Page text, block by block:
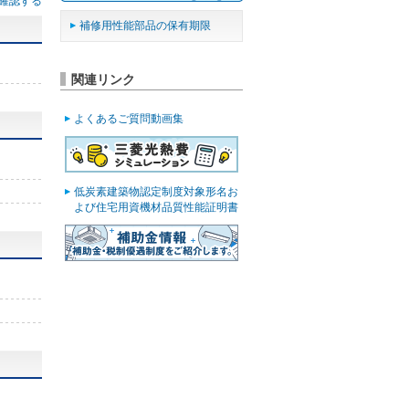
補修用性能部品の保有期限
関連リンク
よくあるご質問動画集
低炭素建築物認定制度対象形名お
よび住宅用資機材品質性能証明書